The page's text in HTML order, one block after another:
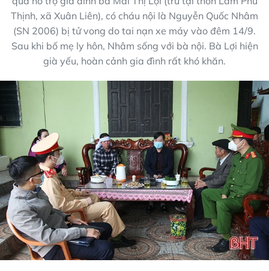
Thịnh, xã Xuân Liên), có cháu nội là Nguyễn Quốc Nhâm
(SN 2006) bị tử vong do tai nạn xe máy vào đêm 14/9.
Sau khi bố mẹ ly hôn, Nhâm sống với bà nội. Bà Lợi hiện
già yếu, hoàn cảnh gia đình rất khó khăn.